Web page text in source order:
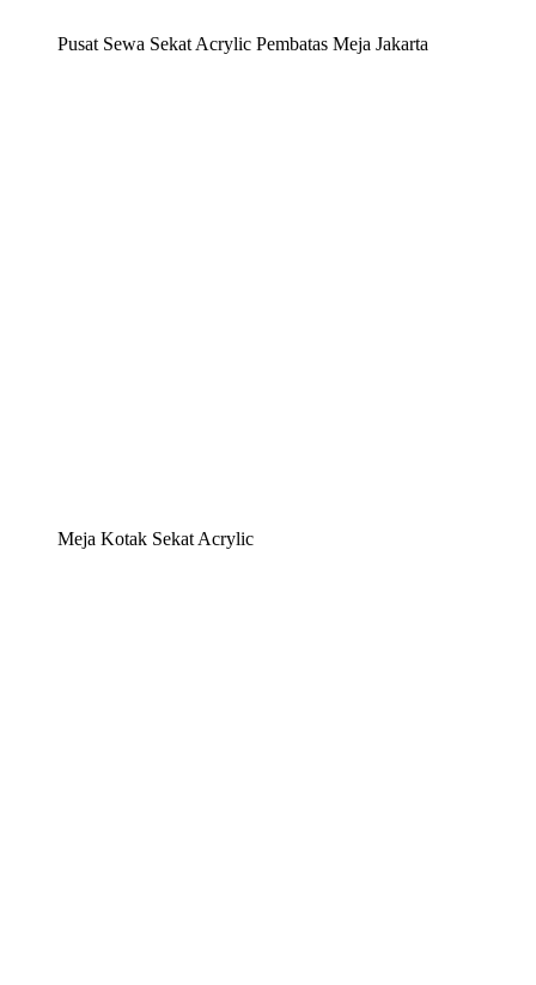
Pusat Sewa Sekat Acrylic Pembatas Meja Jakarta
Meja Kotak Sekat Acrylic